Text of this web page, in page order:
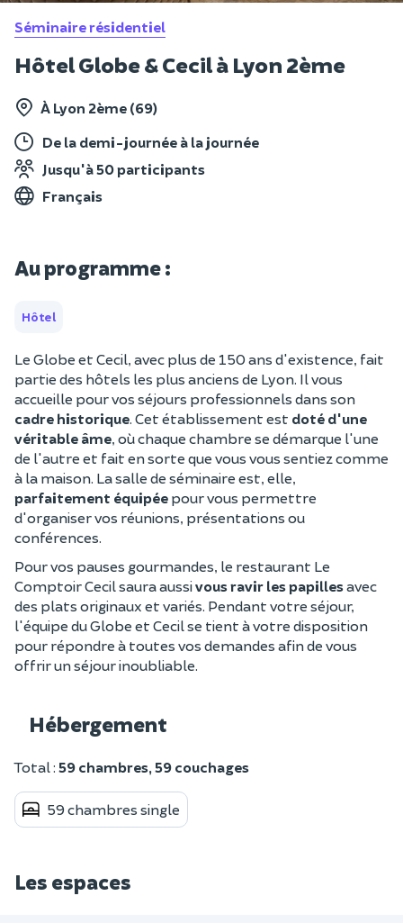
Séminaire résidentiel
Hôtel Globe & Cecil à Lyon 2ème
À Lyon 2ème (69)
De la demi-journée à la journée
Jusqu'à 50 participants
Français
Au programme :
Hôtel
Le Globe et Cecil, avec plus de 150 ans d'existence, fait
partie des hôtels les plus anciens de Lyon. Il vous
accueille pour vos séjours professionnels dans son
cadre historique. Cet établissement est doté d'une
véritable âme, où chaque chambre se démarque l'une
de l'autre et fait en sorte que vous vous sentiez comme
à la maison. La salle de séminaire est, elle,
parfaitement équipée pour vous permettre
d'organiser vos réunions, présentations ou
conférences.
Pour vos pauses gourmandes, le restaurant Le
Comptoir Cecil saura aussivous ravir les papillesavec
des plats originaux et variés. Pendant votre séjour,
l'équipe du Globe et Cecil se tient à votre disposition
pour répondre à toutes vos demandes afin de vous
offrir un séjour inoubliable.
Hébergement
Total : 59 chambres, 59 couchages
59 chambres single
Les espaces